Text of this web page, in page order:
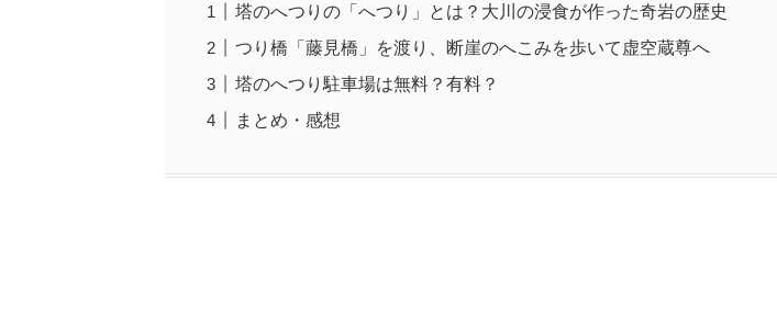
塔のへつりの「へつり」とは？大川の浸食が作った奇岩の歴史
つり橋「藤見橋」を渡り、断崖のへこみを歩いて虚空蔵尊へ
塔のへつり駐車場は無料？有料？
まとめ・感想